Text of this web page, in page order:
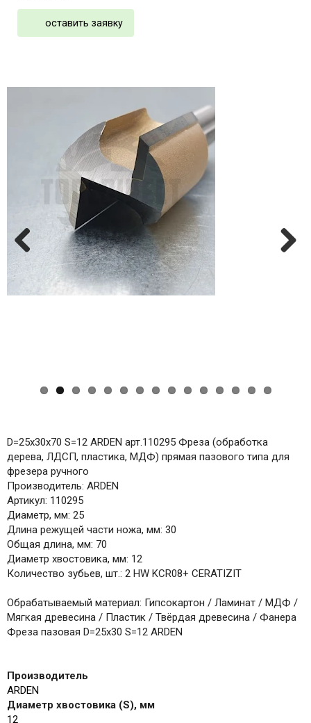
оставить заявку
Previ
ous
D=25x30x70 S=12 ARDEN арт.110295 Фреза (обработка
дерева, ЛДСП, пластика, МДФ) прямая пазового типа для
фрезера ручного
Производитель: ARDEN
Артикул: 110295
Диаметр, мм: 25
Длина режущей части ножа, мм: 30
Общая длина, мм: 70
Диаметр хвостовика, мм: 12
Количество зубьев, шт.: 2 HW KCR08+ CERATIZIT
Обрабатываемый материал: Гипсокартон / Ламинат / МДФ /
Мягкая древесина / Пластик / Твёрдая древесина / Фанера
Фреза пазовая D=25x30 S=12 ARDEN
Производитель
ARDEN
Диаметр хвостовика (S), мм
12